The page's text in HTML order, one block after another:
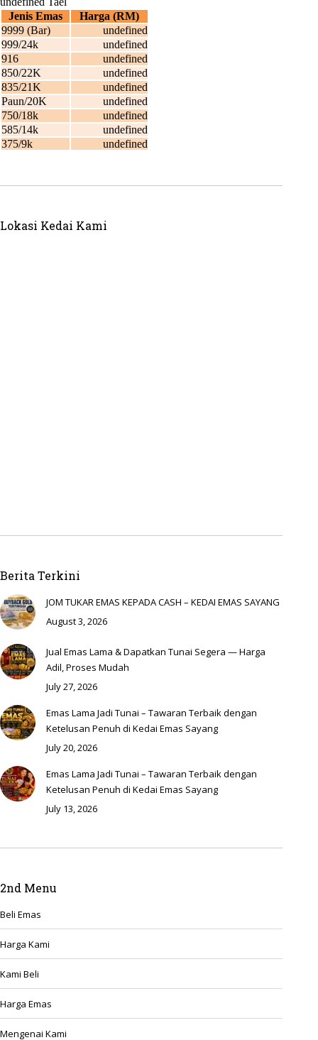
Lokasi Kedai Kami
Berita Terkini
JOM TUKAR EMAS KEPADA CASH – KEDAI EMAS SAYANG
August 3, 2026
Jual Emas Lama & Dapatkan Tunai Segera — Harga
Adil, Proses Mudah
July 27, 2026
Emas Lama Jadi Tunai – Tawaran Terbaik dengan
Ketelusan Penuh di Kedai Emas Sayang
July 20, 2026
Emas Lama Jadi Tunai – Tawaran Terbaik dengan
Ketelusan Penuh di Kedai Emas Sayang
July 13, 2026
2nd Menu
Beli Emas
Harga Kami
Kami Beli
Harga Emas
Mengenai Kami